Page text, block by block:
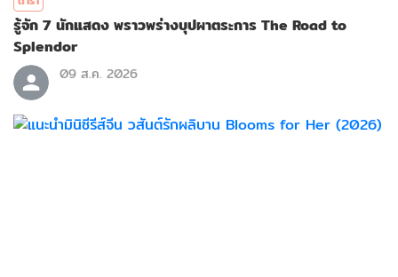
รู้จัก 7 นักแสดง พราวพร่างบุปผาตระการ The Road to
Splendor
09 ส.ค. 2026